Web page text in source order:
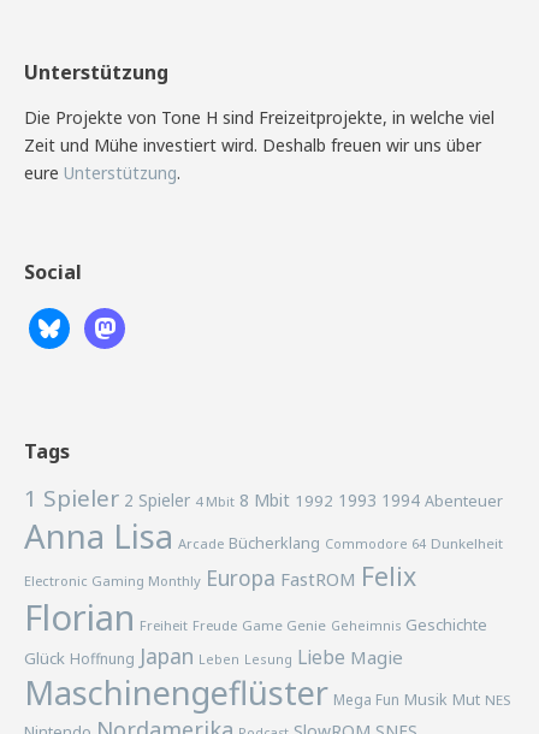
Unterstützung
Die Projekte von Tone H sind Freizeitprojekte, in welche viel
Zeit und Mühe investiert wird. Deshalb freuen wir uns über
eure Unterstützung.
Social
Tags
1 Spieler 2 Spieler 4 Mbit 8 Mbit 1992 1993 1994 Abenteuer
Anna Lisa Arcade Bücherklang Commodore 64 Dunkelheit
Electronic Gaming Monthly Europa FastROM Felix
Florian Freiheit Freude Game Genie Geheimnis Geschichte
Glück Hoffnung Japan Leben Lesung Liebe Magie
Maschinengeflüster Mega Fun Musik Mut NES